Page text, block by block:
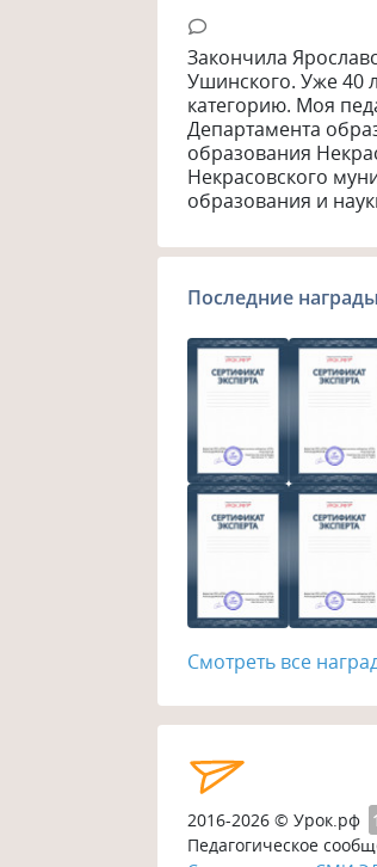
Закончила
Ушинского. Уже 40
категорию. Моя
Департамента
образования
Некрасовского
образования и
Последние награды
Смотреть все
2016-2026 © Урок.рф
Педагогическое